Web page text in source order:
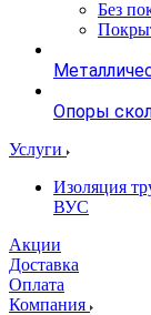
Без
Опоры
Услуги
Изоляция
ВУС
Акции
Доставка
Оплата
Компания